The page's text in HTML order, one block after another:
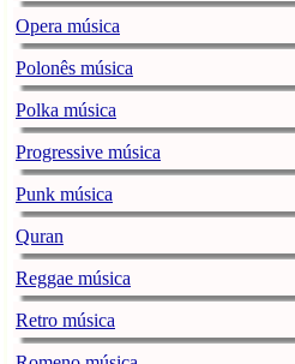
Opera música
Polonês música
Polka música
Progressive música
Punk música
Quran
Reggae música
Retro música